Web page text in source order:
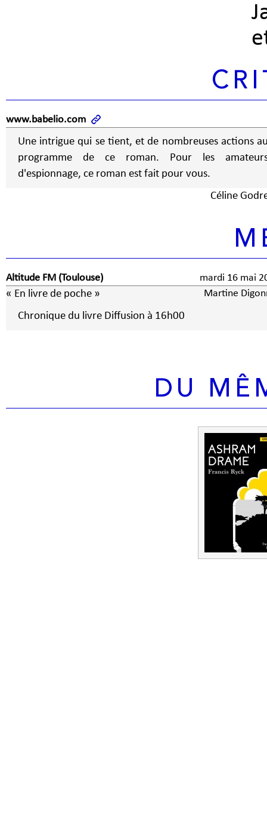
www.babelio.com
Une intrigue qui se tient, et de nombreuses actions
programme de ce roman. Pour les
d'espionnage, ce roman est fait pour vous.
Céline
Altitude FM (Toulouse) mardi 16 mai
« En livre de poche » Martine
Chronique du livre Diffusion à 16h00
DU